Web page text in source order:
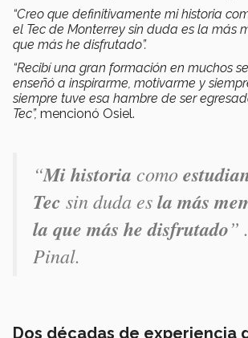
“Creo que definitivamente mi historia
el Tec de Monterrey sin duda es la más
que más he disfrutado”.
“Recibí una gran formación en muchos
enseñó a inspirarme, motivarme y
siempre tuve esa hambre de ser
Tec”, mencionó Osiel.
“Mi historia como
Tec sin duda esla más
la que más he disfrutado”
Pinal.
Dos décadas de experiencia